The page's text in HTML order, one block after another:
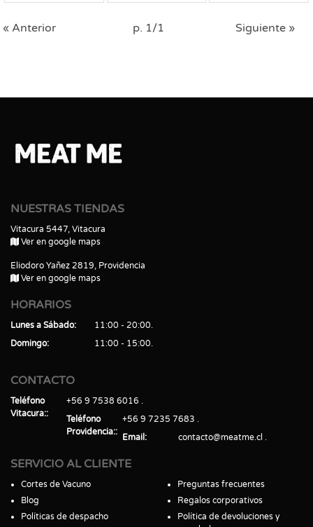
« Anterior p. 1/1 Siguiente »
NUESTRAS TIENDAS
Vitacura 5447, Vitacura
Ver en google maps
Eliodoro Yañez 2819, Providencia
Ver en google maps
HORARIOS
Lunes a Sábado
11:00 - 20:00
Domingo
11:00 - 15:00
CONTACTO
Teléfono
Vitacura:
+56 9 7538 6016
Teléfono
Providencia:
+56 9 7235 7683
Email
contacto@meatme.cl
SERVICIO AL CLIENTE
Cortes de Vacuno
Blog
Políticas de despacho
Preguntas frecuentes
Regalos corporativos
Política de devoluciones y